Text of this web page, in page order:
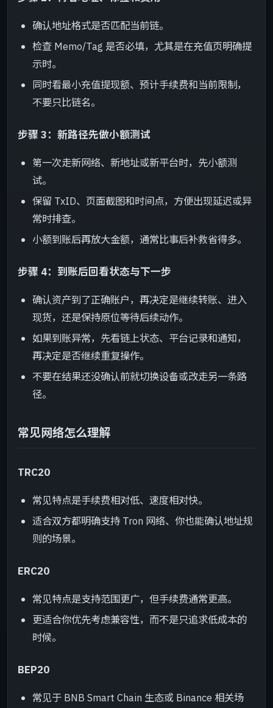
确认地址格式是否匹配当前链。
检查 Memo/Tag 是否必填，尤其是在充值页明确提
示时。
同时看最小充值提现额、预计手续费和当前限制，
不要只比链名。
步骤 3：新路径先做小额测试
第一次走新网络、新地址或新平台时，先小额测
试。
保留 TxID、页面截图和时间点，方便出现延迟或异
常时排查。
小额到账后再放大金额，通常比事后补救省得多。
步骤 4：到账后回看状态与下一步
确认资产到了正确账户，再决定是继续转账、进入
现货，还是保持原位等待后续动作。
如果到账异常，先看链上状态、平台记录和通知，
再决定是否继续重复操作。
不要在结果还没确认前就切换设备或改走另一条路
径。
常见网络怎么理解
TRC20
常见特点是手续费相对低、速度相对快。
适合双方都明确支持 Tron 网络、你也能确认地址规
则的场景。
ERC20
常见特点是支持范围更广，但手续费通常更高。
更适合你优先考虑兼容性，而不是只追求低成本的
时候。
BEP20
常见于 BNB Smart Chain 生态或 Binance 相关场